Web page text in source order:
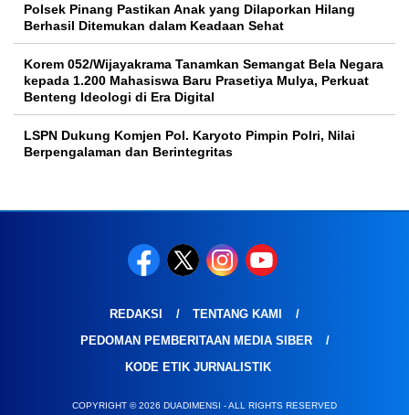
Polsek Pinang Pastikan Anak yang Dilaporkan Hilang
Berhasil Ditemukan dalam Keadaan Sehat
Korem 052/Wijayakrama Tanamkan Semangat Bela Negara
kepada 1.200 Mahasiswa Baru Prasetiya Mulya, Perkuat
Benteng Ideologi di Era Digital
LSPN Dukung Komjen Pol. Karyoto Pimpin Polri, Nilai
Berpengalaman dan Berintegritas
REDAKSI
TENTANG KAMI
PEDOMAN PEMBERITAAN MEDIA SIBER
KODE ETIK JURNALISTIK
COPYRIGHT © 2026 DUADIMENSI - ALL RIGHTS RESERVED